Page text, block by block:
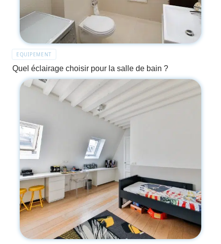
EQUIPEMENT
Quel éclairage choisir pour la salle de bain ?